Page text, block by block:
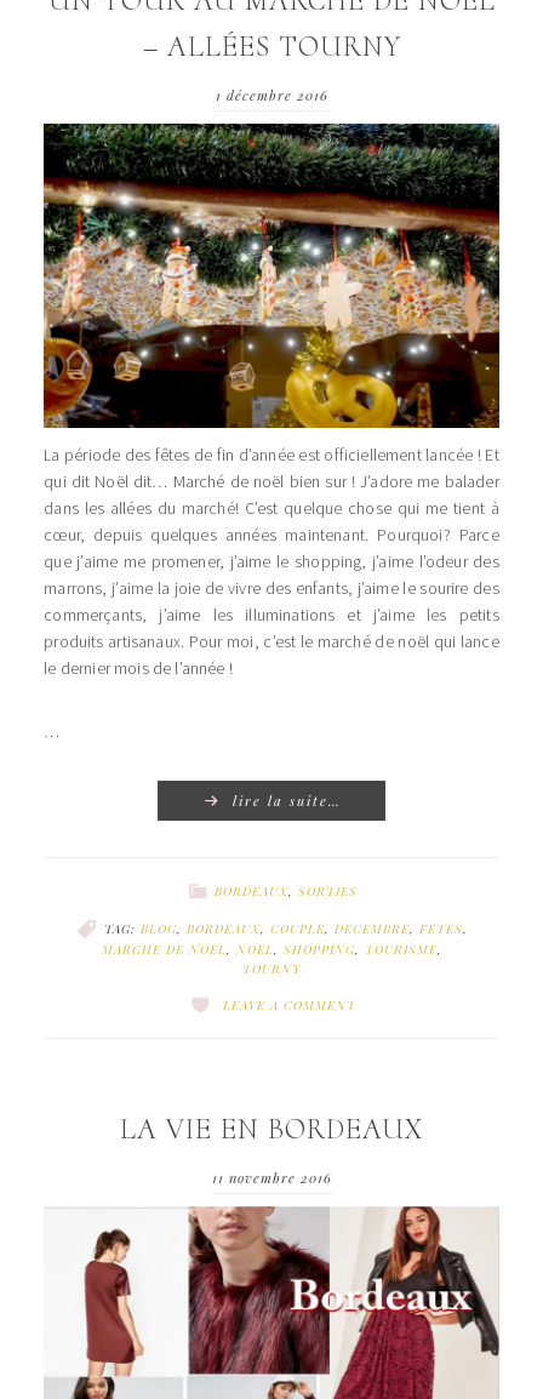
– ALLÉES TOURNY
1 décembre 2016
La période des fêtes de fin d’année est officiellement lancée ! Et
qui dit Noël dit… Marché de noël bien sur ! J’adore me balader
dans les allées du marché! C’est quelque chose qui me tient à
cœur, depuis quelques années maintenant. Pourquoi? Parce
que j’aime me promener, j’aime le shopping, j’aime l’odeur des
marrons, j’aime la joie de vivre des enfants, j’aime le sourire des
commerçants, j’aime les illuminations et j’aime les petits
produits artisanaux. Pour moi, c’est le marché de noël qui lance
le dernier mois de l’année !
…
lire la suite…
BORDEAUX, SORTIES
TAG: BLOG, BORDEAUX, COUPLE, DECEMBRE, FETES
MARCHE DE NOEL
NOEL SHOPPING, TOURISME,
TOURNY
LEAVE A COMMENT
LA VIE EN BORDEAUX
11 novembre 2016